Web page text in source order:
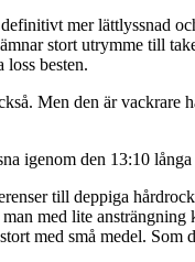
mer lättlyssnad
stort utrymme till
besten.
Men den är
igenom den 13:10
till deppiga
med lite
med små medel. Som